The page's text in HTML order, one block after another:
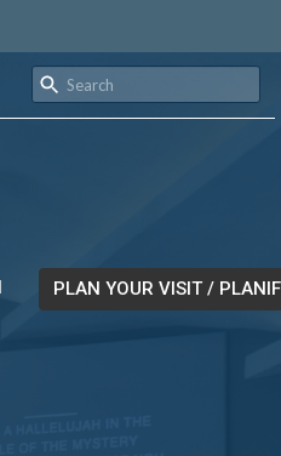
PLAN YOUR VISIT /